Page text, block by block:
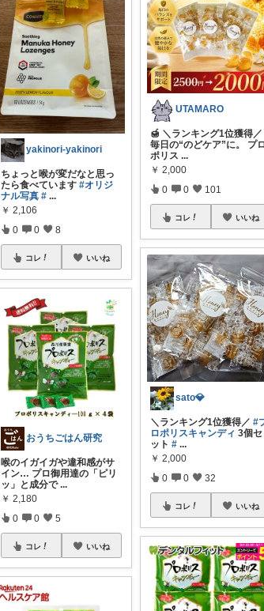
yakinori-yakinori
ちょっと喉が変だなと思っ
たら食べています#オリジ
ナル写真 # ...
￥ 2,106
0 0 8
コレ いいね
おうちごはん研究
喉のイガイガや違和感がサ
イン… プロ御用達の「ピリ
ッ」と成分で ...
￥ 2,180
0 0 5
コレ いいね
UTAMARO
🍯 ＼ランキング1位獲得／
毎日の“のどケア”に。 プ
ポリス ...
￥ 2,000
0 0 101
コレ いいね
sato💎
＼ランキング1位獲得／#
ロポリスキャンディ 3個セ
ット# ...
￥ 2,000
0 0 32
コレ いいね